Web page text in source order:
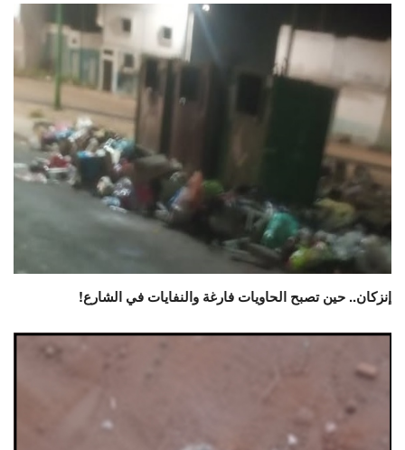
إنزكان.. حين تصبح الحاويات فارغة والنفايات في الشارع!